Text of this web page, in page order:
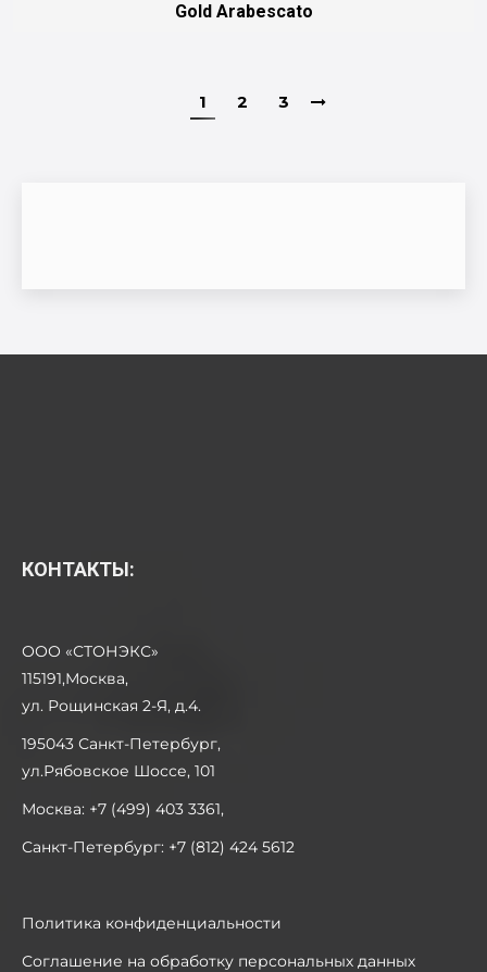
Gold Arabescato
1 2 3
КОНТАКТЫ:
ООО «СТОНЭКС»
115191,Москва,
ул. Рощинская 2-Я, д.4.
195043 Санкт-Петербург,
ул.Рябовское Шоссе, 101
Москва: +7 (499) 403 3361,
Санкт-Петербург: +7 (812) 424 5612
Политика конфиденциальности
Соглашение на обработку персональных данных